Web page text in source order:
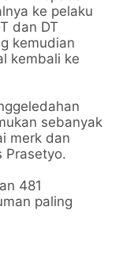
ke pelaku
dan DT
kemudian
kembali ke
sebanyak
merk dan
Prasetyo.
481
paling